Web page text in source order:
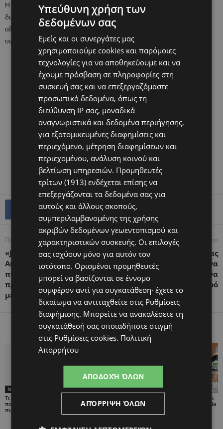
Η συνεργασία μεταξύ των δύο εταιρειών σηματοδοτεί μια νέα
δυναμική πορεία ανάπτυξης, βασισμένη στην ποιότητα, την
αξιοπιστία και την κοινή δέσμευση για προσφορά προϊόντων
υψηλού επιπέδου προς τον καταναλωτή.
Προηγούμενο άρθρο
«Jump of the Year»: Ο
Armand Duplantis περνά
πάνω από έναν «τοίχο»
προϊόντων Lidl ύψους 5,50
μέτρων
Επόμενο άρθρο
Δύο μαθητές, ένας
αστροναύτης και ένα
σχολείο που αρνείται να
είναι μικρό
ΠΑΡΟΜΟΙΑ ΑΡΘΡΑ ΠΕΡΙΣΣΟΤΕΡΑ ΑΠΟ ΤΟΝ ΔΗΜΙΟΥΡΓΟ
News
Τι λουλούδι είναι το
παιδί σας; Ορχιδέα,
πικραλίδα ή τουλίπα;
News
πισίνα στην Πάρο: Οι
παρόντες
News
Η Arla Protein συνεχίζει
να καινοτομεί με το Arla
Υπεύθυνη χρήση των
δεδομένων σας
Εμείς και οι συνεργάτες μας
χρησιμοποιούμε cookies και παρόμοιες
τεχνολογίες για να αποθηκεύουμε και να
έχουμε πρόσβαση σε πληροφορίες στη
συσκευή σας και να επεξεργαζόμαστε
προσωπικά δεδομένα, όπως τη
διεύθυνση IP σας, μοναδικά
αναγνωριστικά και δεδομένα περιήγησης,
για εξατομικευμένες διαφημίσεις και
περιεχόμενο, μέτρηση διαφημίσεων και
περιεχομένου, ανάλυση κοινού και
βελτίωση υπηρεσιών. Προμηθευτές
τρίτων (1913) ενδέχεται επίσης να
επεξεργάζονται τα δεδομένα σας για
αυτούς και άλλους σκοπούς,
συμπεριλαμβανομένης της χρήσης
ακριβών δεδομένων γεωεντοπισμού και
χαρακτηριστικών συσκευής. Οι επιλογές
σας ισχύουν μόνο για αυτόν τον
ιστότοπο. Ορισμένοι προμηθευτές
μπορεί να βασίζονται σε έννομο
συμφέρον αντί για συγκατάθεση· έχετε το
δικαίωμα να αντιταχθείτε στις Ρυθμίσεις
διαφήμισης. Μπορείτε να ανακαλέσετε τη
συγκατάθεσή σας οποιαδήποτε στιγμή
στις Ρυθμίσεις cookies. Πολιτική
Απορρήτου
ΑΠΟΔΟΧΉ ΌΛΩΝ
ΑΠΌΡΡΙΨΗ ΌΛΩΝ